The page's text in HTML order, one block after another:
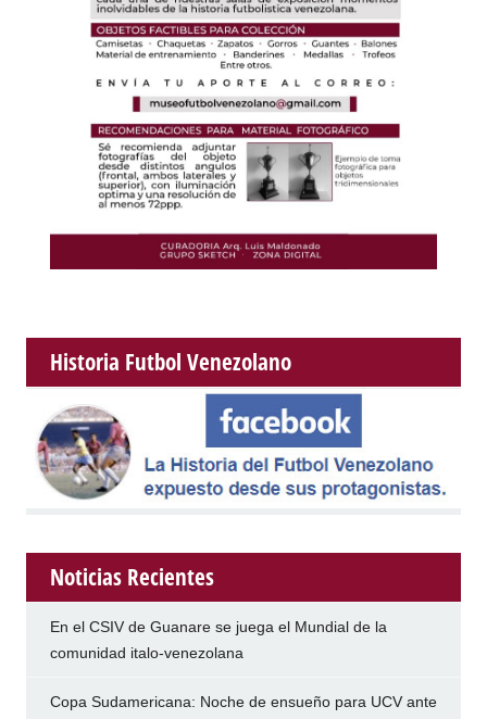
Historia Futbol Venezolano
Noticias Recientes
En el CSIV de Guanare se juega el Mundial de la
comunidad italo-venezolana
Copa Sudamericana: Noche de ensueño para UCV ante